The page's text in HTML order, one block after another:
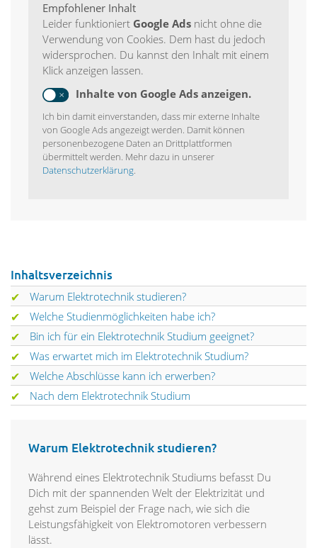
Empfohlener Inhalt
Leider funktioniert Google Ads nicht ohne die
Verwendung von Cookies. Dem hast du jedoch
widersprochen. Du kannst den Inhalt mit einem
Klick anzeigen lassen.
Inhalte von Google Ads anzeigen.
Ich bin damit einverstanden, dass mir externe Inhalte
von Google Ads angezeigt werden. Damit können
personenbezogene Daten an Drittplattformen
übermittelt werden. Mehr dazu in unserer
Datenschutzerklärung.
Inhaltsverzeichnis
Warum Elektrotechnik studieren?
Welche Studienmöglichkeiten habe ich?
Bin ich für ein Elektrotechnik Studium geeignet?
Was erwartet mich im Elektrotechnik Studium?
Welche Abschlüsse kann ich erwerben?
Nach dem Elektrotechnik Studium
Warum Elektrotechnik studieren?
Während eines Elektrotechnik Studiums befasst Du
Dich mit der spannenden Welt der Elektrizität und
gehst zum Beispiel der Frage nach, wie sich die
Leistungsfähigkeit von Elektromotoren verbessern
lässt.